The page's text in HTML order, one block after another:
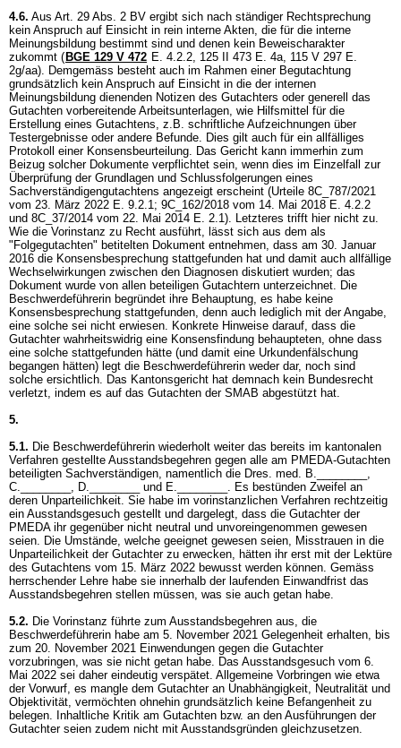
4.6. Aus Art. 29 Abs. 2 BV ergibt sich nach ständiger Rechtsprechung
kein Anspruch auf Einsicht in rein interne Akten, die für die interne
Meinungsbildung bestimmt sind und denen kein Beweischarakter
zukommt ( BGE 129 V 472 E. 4.2.2, 125 II 473 E. 4a, 115 V 297 E.
2g/aa). Demgemäss besteht auch im Rahmen einer Begutachtung
grundsätzlich kein Anspruch auf Einsicht in die der internen
Meinungsbildung dienenden Notizen des Gutachters oder generell das
Gutachten vorbereitende Arbeitsunterlagen, wie Hilfsmittel für die
Erstellung eines Gutachtens, z.B. schriftliche Aufzeichnungen über
Testergebnisse oder andere Befunde. Dies gilt auch für ein allfälliges
Protokoll einer Konsensbeurteilung. Das Gericht kann immerhin zum
Beizug solcher Dokumente verpflichtet sein, wenn dies im Einzelfall zur
Überprüfung der Grundlagen und Schlussfolgerungen eines
Sachverständigengutachtens angezeigt erscheint (Urteile 8C_787/2021
vom 23. März 2022 E. 9.2.1; 9C_162/2018 vom 14. Mai 2018 E. 4.2.2
und 8C_37/2014 vom 22. Mai 2014 E. 2.1). Letzteres trifft hier nicht zu.
Wie die Vorinstanz zu Recht ausführt, lässt sich aus dem als
"Folgegutachten" betitelten Dokument entnehmen, dass am 30. Januar
2016 die Konsensbesprechung stattgefunden hat und damit auch allfällige
Wechselwirkungen zwischen den Diagnosen diskutiert wurden; das
Dokument wurde von allen beteiligen Gutachtern unterzeichnet. Die
Beschwerdeführerin begründet ihre Behauptung, es habe keine
Konsensbesprechung stattgefunden, denn auch lediglich mit der Angabe,
eine solche sei nicht erwiesen. Konkrete Hinweise darauf, dass die
Gutachter wahrheitswidrig eine Konsensfindung behaupteten, ohne dass
eine solche stattgefunden hätte (und damit eine Urkundenfälschung
begangen hätten) legt die Beschwerdeführerin weder dar, noch sind
solche ersichtlich. Das Kantonsgericht hat demnach kein Bundesrecht
verletzt, indem es auf das Gutachten der SMAB abgestützt hat.
5.
5.1. Die Beschwerdeführerin wiederholt weiter das bereits im kantonalen
Verfahren gestellte Ausstandsbegehren gegen alle am PMEDA-Gutachten
beteiligten Sachverständigen, namentlich die Dres. med. B.________,
C.________, D.________ und E.________. Es bestünden Zweifel an
deren Unparteilichkeit. Sie habe im vorinstanzlichen Verfahren rechtzeitig
ein Ausstandsgesuch gestellt und dargelegt, dass die Gutachter der
PMEDA ihr gegenüber nicht neutral und unvoreingenommen gewesen
seien. Die Umstände, welche geeignet gewesen seien, Misstrauen in die
Unparteilichkeit der Gutachter zu erwecken, hätten ihr erst mit der Lektüre
des Gutachtens vom 15. März 2022 bewusst werden können. Gemäss
herrschender Lehre habe sie innerhalb der laufenden Einwandfrist das
Ausstandsbegehren stellen müssen, was sie auch getan habe.
5.2. Die Vorinstanz führte zum Ausstandsbegehren aus, die
Beschwerdeführerin habe am 5. November 2021 Gelegenheit erhalten, bis
zum 20. November 2021 Einwendungen gegen die Gutachter
vorzubringen, was sie nicht getan habe. Das Ausstandsgesuch vom 6.
Mai 2022 sei daher eindeutig verspätet. Allgemeine Vorbringen wie etwa
der Vorwurf, es mangle dem Gutachter an Unabhängigkeit, Neutralität und
Objektivität, vermöchten ohnehin grundsätzlich keine Befangenheit zu
belegen. Inhaltliche Kritik am Gutachten bzw. an den Ausführungen der
Gutachter seien zudem nicht mit Ausstandsgründen gleichzusetzen.